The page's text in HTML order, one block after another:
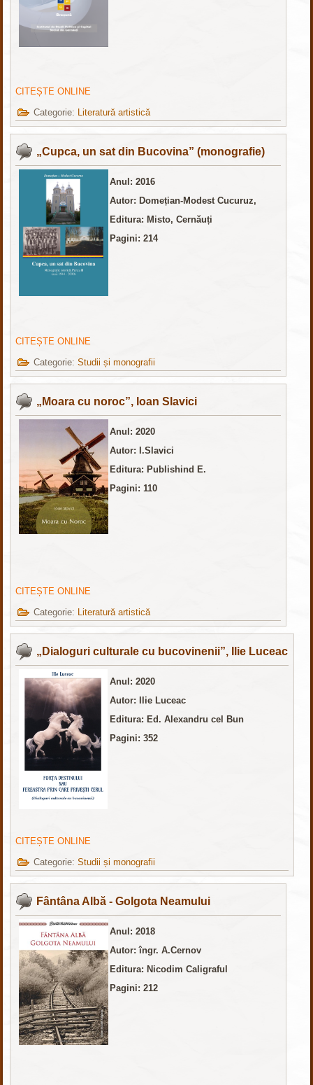
CITEȘTE ONLINE
Categorie:
Literatură artistică
„Cupca, un sat din Bucovina” (monografie)
Anul: 2016
Autor: Domețian-Modest Cucuruz,
Editura: Misto, Cernăuți
Pagini: 214
CITEȘTE ONLINE
Categorie:Studii și monografii
„Moara cu noroc”, Ioan Slavici
Anul: 2020
Autor: I.Slavici
Editura: Publishind E.
Pagini: 110
CITEȘTE ONLINE
Categorie:
Literatură artistică
„Dialoguri culturale cu bucovinenii”, Ilie Luceac
Anul: 2020
Autor: Ilie Luceac
Editura: Ed. Alexandru cel Bun
Pagini: 352
CITEȘTE ONLINE
Categorie:Studii și monografii
Fântâna Albă - Golgota Neamului
Anul: 2018
Autor: îngr. A.Cernov
Editura: Nicodim Caligraful
Pagini: 212